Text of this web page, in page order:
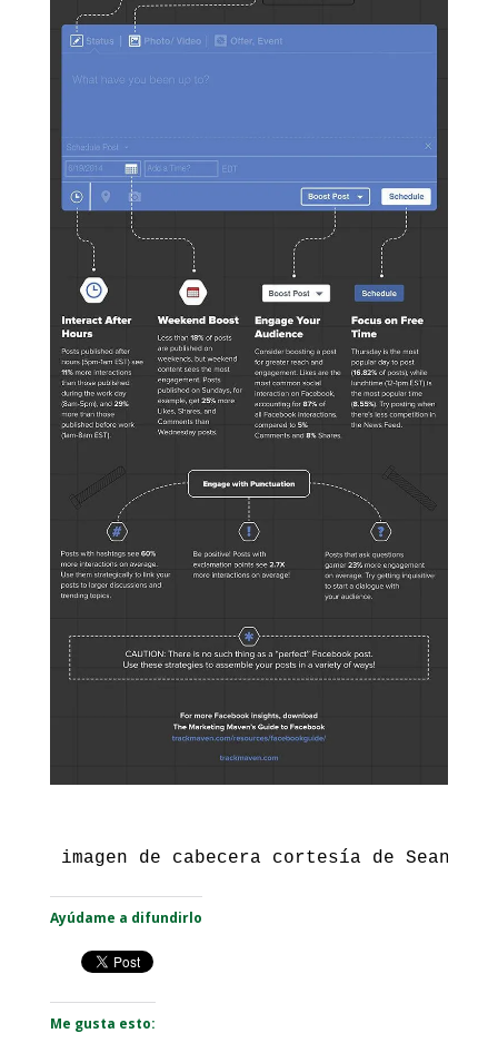
imagen de cabecera cortesía de Sean
Ayúdame a difundirlo
Me gusta esto: